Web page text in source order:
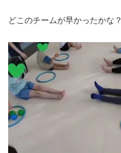
どこのチームが早かったかな？